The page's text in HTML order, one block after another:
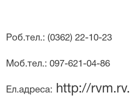
Роб.тел.: (0362) 22-10-23
Моб.тел.: 097-621-04-86
Ел.адреса: http://